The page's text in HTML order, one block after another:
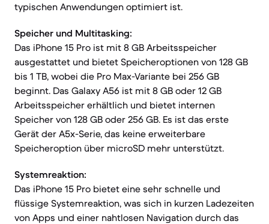
typischen Anwendungen optimiert ist.
Speicher und Multitasking:
Das iPhone 15 Pro ist mit 8 GB Arbeitsspeicher
ausgestattet und bietet Speicheroptionen von 128 GB
bis 1 TB, wobei die Pro Max-Variante bei 256 GB
beginnt. Das Galaxy A56 ist mit 8 GB oder 12 GB
Arbeitsspeicher erhältlich und bietet internen
Speicher von 128 GB oder 256 GB. Es ist das erste
Gerät der A5x-Serie, das keine erweiterbare
Speicheroption über microSD mehr unterstützt.
Systemreaktion:
Das iPhone 15 Pro bietet eine sehr schnelle und
flüssige Systemreaktion, was sich in kurzen Ladezeiten
von Apps und einer nahtlosen Navigation durch das